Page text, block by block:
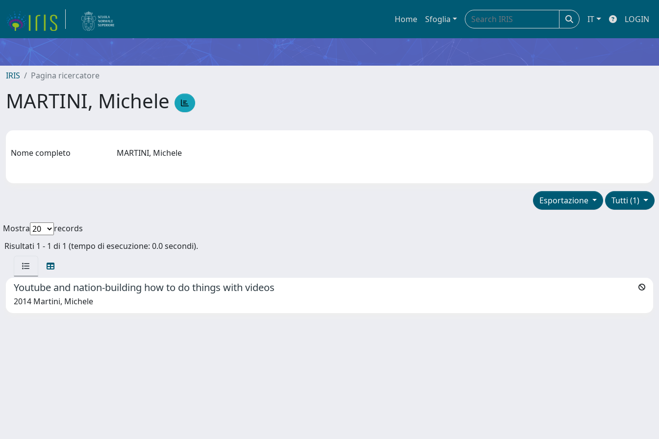
Home Sfoglia IT LOGIN
IRIS Pagina ricercatore
MARTINI, Michele
Nome completo MARTINI, Michele
Tutti (1)
Esportazione
Mostra
records
Risultati 1 - 1 di 1 (tempo di esecuzione: 0.0 secondi).
Youtube and nation-building how to do things with videos
2014 Martini, Michele